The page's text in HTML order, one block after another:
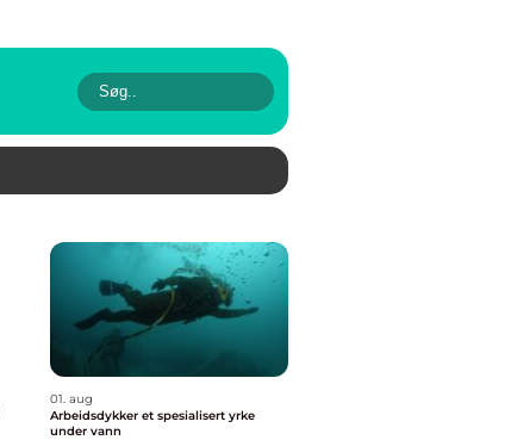
01. aug
Arbeidsdykker et spesialisert yrke
under vann